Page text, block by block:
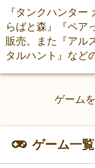
『タンクハンタ
らばと森』『ペア
販売。また『アル
タルハント』など
ゲームを
ゲーム一覧